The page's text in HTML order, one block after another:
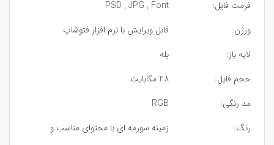
فرمت فایل:
PSD , JPG , Font
ورژن:
قابل ویرایش با نرم افزار فتوشاپ
لایه باز:
بله
حجم فایل:
48 مگابایت
مد رنگی:
RGB
رنگ:
زمینه سورمه ای با محتوای مناسب و